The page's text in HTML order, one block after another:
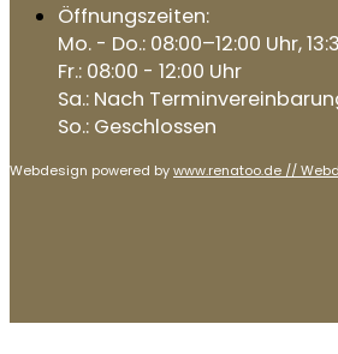
Öffnungszeiten:
Mo. - Do.: 08:00–12:00 Uhr,
Fr.: 08:00 - 12:00 Uhr
Sa.: Nach
So.: Geschlossen
Webdesign powered bywww.renatoo.de //